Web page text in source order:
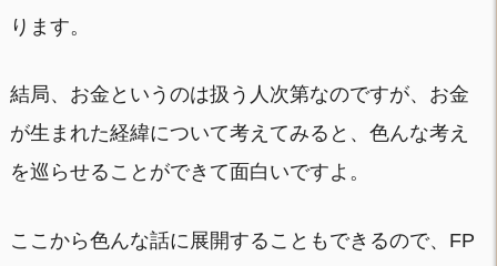
ります。
結局、お金というのは扱う人次第なのですが、お金
が生まれた経緯について考えてみると、色んな考え
を巡らせることができて面白いですよ。
ここから色んな話に展開することもできるので、FP